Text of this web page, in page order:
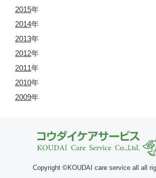
2015年
2014年
2013年
2012年
2011年
2010年
2009年
Copyright ©KOUDAI care service all all